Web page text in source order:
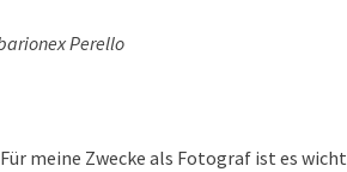
Perello
meine Zwecke als Fotograf ist es